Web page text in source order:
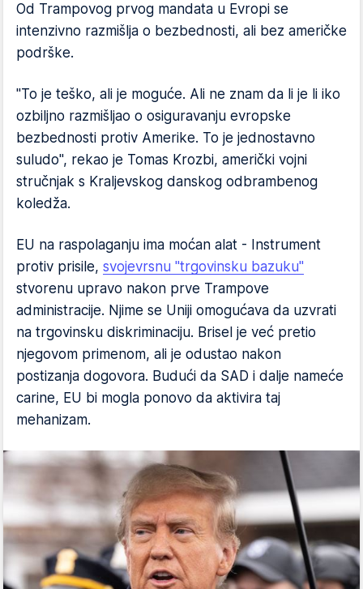
Od Trampovog prvog mandata u Evropi se
intenzivno razmišlja o bezbednosti, ali bez američke
podrške.
"To je teško, ali je moguće. Ali ne znam da li je li iko
ozbiljno razmišljao o osiguravanju evropske
bezbednosti protiv Amerike. To je jednostavno
suludo", rekao je Tomas Krozbi, američki vojni
stručnjak s Kraljevskog danskog odbrambenog
koledža.
EU na raspolaganju ima moćan alat - Instrument
protiv prisile, svojevrsnu "trgovinsku bazuku"
stvorenu upravo nakon prve Trampove
administracije. Njime se Uniji omogućava da uzvrati
na trgovinsku diskriminaciju. Brisel je već pretio
njegovom primenom, ali je odustao nakon
postizanja dogovora. Budući da SAD i dalje nameće
carine, EU bi mogla ponovo da aktivira taj
mehanizam.